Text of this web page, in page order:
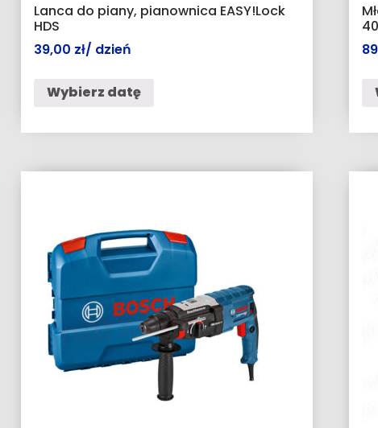
Lanca do piany, pianownica EASY!Lock
HDS
39,00 zł/ dzień
Wybierz datę